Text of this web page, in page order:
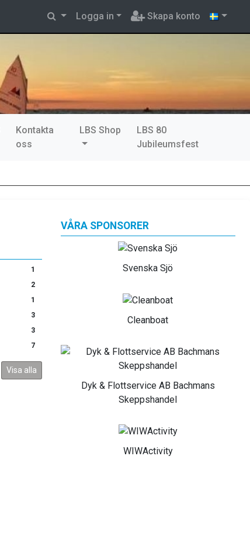
Logga in Skapa konto
Kontakta
oss
LBS Shop
LBS 80
Jubileumsfest
1
2
1
3
3
7
Visa alla
VÅRA SPONSORER
Svenska Sjö
Cleanboat
Dyk & Flottservice AB Bachmans
Skeppshandel
WIWActivity